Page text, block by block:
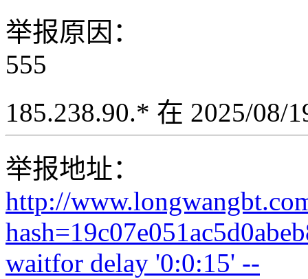
举报原因：
555
185.238.90.* 在 2025/08/
举报地址：
http://
waitfor delay '0:0:15' --